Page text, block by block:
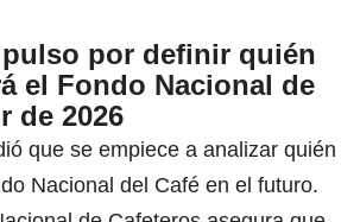
pulso por definir quién
el Fondo Nacional de
de 2026
que se empiece a analizar quién
Nacional del Café en el futuro.